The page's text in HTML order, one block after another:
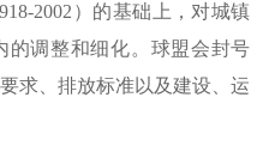
2002）的基础上，对城镇
的调整和细化。球盟会封号
求、排放标准以及建设、运